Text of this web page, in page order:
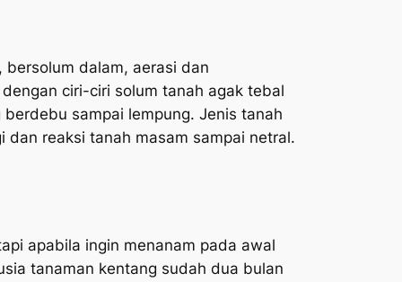
dalam, aerasi dan
ciri-ciri solum tanah agak tebal
sampai lempung. Jenis tanah
reaksi tanah masam sampai netral.
apabila ingin menanam pada awal
tanaman kentang sudah dua bulan